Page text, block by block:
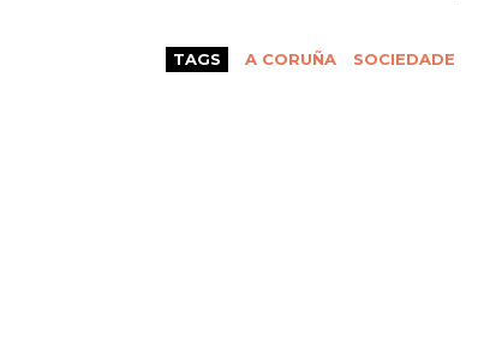
TAGS A CORUÑA SOCIEDADE